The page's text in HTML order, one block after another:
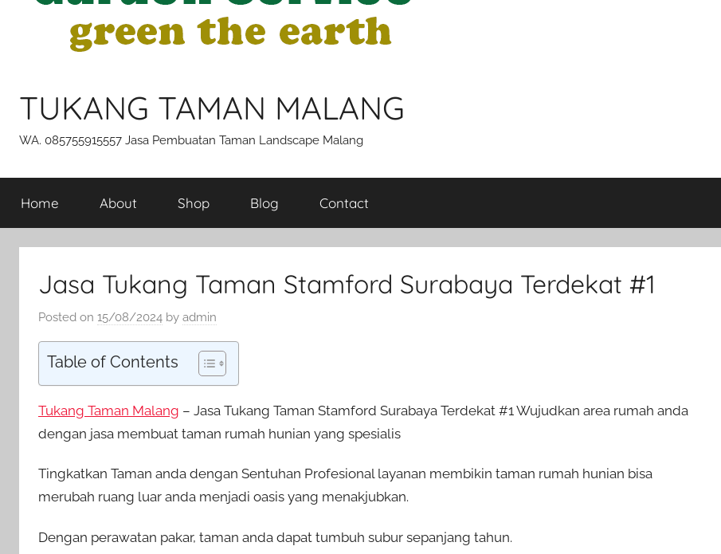
TUKANG TAMAN MALANG
WA. 085755915557 Jasa Pembuatan Taman Landscape Malang
Home About Shop Blog Contact
Jasa Tukang Taman Stamford Surabaya Terdekat #1
Posted on 15/08/2024 by admin
Table of Contents
Tukang Taman Malang – Jasa Tukang Taman Stamford Surabaya Terdekat #1 Wujudkan area rumah anda
dengan jasa membuat taman rumah hunian yang spesialis
Tingkatkan Taman anda dengan Sentuhan Profesional layanan membikin taman rumah hunian bisa
merubah ruang luar anda menjadi oasis yang menakjubkan.
Dengan perawatan pakar, taman anda dapat tumbuh subur sepanjang tahun.